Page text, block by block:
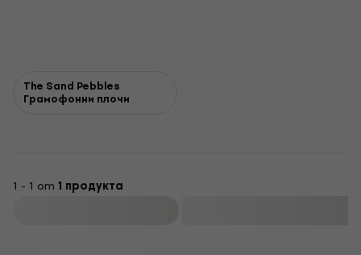
The Sand Pebbles
Грамофонни плочи
1 - 1 от 1 продукта